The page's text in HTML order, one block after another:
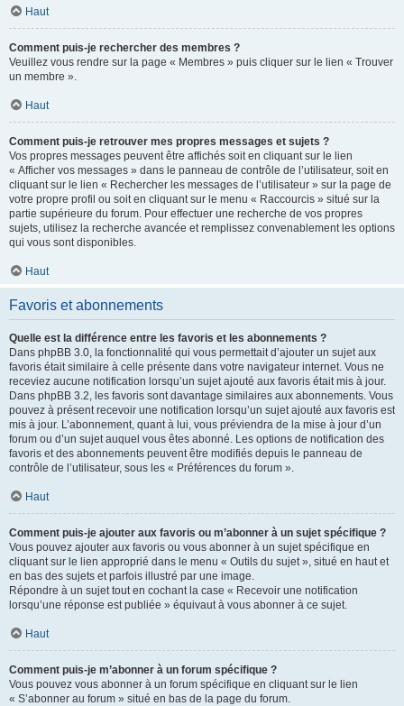
Haut
Comment puis-je rechercher des membres ?
Veuillez vous rendre sur la page « Membres » puis cliquer sur le lien « Trouver
un membre ».
Haut
Comment puis-je retrouver mes propres messages et sujets ?
Vos propres messages peuvent être affichés soit en cliquant sur le lien
« Afficher vos messages » dans le panneau de contrôle de l’utilisateur, soit en
cliquant sur le lien « Rechercher les messages de l’utilisateur » sur la page de
votre propre profil ou soit en cliquant sur le menu « Raccourcis » situé sur la
partie supérieure du forum. Pour effectuer une recherche de vos propres
sujets, utilisez la recherche avancée et remplissez convenablement les options
qui vous sont disponibles.
Haut
Favoris et abonnements
Quelle est la différence entre les favoris et les abonnements ?
Dans phpBB 3.0, la fonctionnalité qui vous permettait d’ajouter un sujet aux
favoris était similaire à celle présente dans votre navigateur internet. Vous ne
receviez aucune notification lorsqu’un sujet ajouté aux favoris était mis à jour.
Dans phpBB 3.2, les favoris sont davantage similaires aux abonnements. Vous
pouvez à présent recevoir une notification lorsqu’un sujet ajouté aux favoris est
mis à jour. L’abonnement, quant à lui, vous préviendra de la mise à jour d’un
forum ou d’un sujet auquel vous êtes abonné. Les options de notification des
favoris et des abonnements peuvent être modifiés depuis le panneau de
contrôle de l’utilisateur, sous les « Préférences du forum ».
Haut
Comment puis-je ajouter aux favoris ou m’abonner à un sujet spécifique ?
Vous pouvez ajouter aux favoris ou vous abonner à un sujet spécifique en
cliquant sur le lien approprié dans le menu « Outils du sujet », situé en haut et
en bas des sujets et parfois illustré par une image.
Répondre à un sujet tout en cochant la case « Recevoir une notification
lorsqu’une réponse est publiée » équivaut à vous abonner à ce sujet.
Haut
Comment puis-je m’abonner à un forum spécifique ?
Vous pouvez vous abonner à un forum spécifique en cliquant sur le lien
« S’abonner au forum » situé en bas de la page du forum.